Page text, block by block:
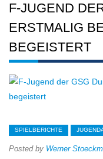
F-JUGEND
ERSTMALIG
BEGEISTERT
SPIELBERICHTE
Posted by Werner